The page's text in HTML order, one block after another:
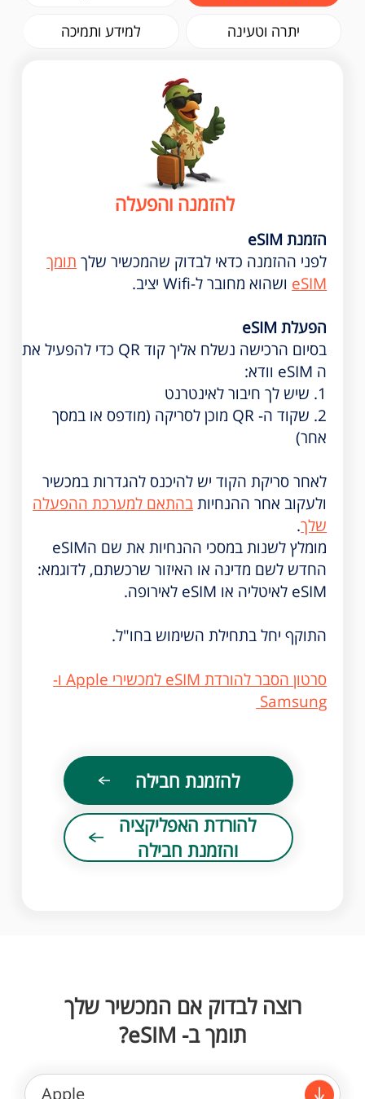
יתרה וטעינה למידע ותמיכה
להזמנה והפעלה
הזמנת eSIM
לפני ההזמנה כדאי לבדוק שהמכשיר שלך תומך
eSIM ושהוא מחובר ל-Wifi יציב.
הפעלת eSIM
בסיום הרכישה נשלח אליך קוד QR כדי להפעיל את
ה eSIM וודא:
1. שיש לך חיבור לאינטרנט
2. שקוד ה- QR מוכן לסריקה (מודפס או במסך
אחר)
לאחר סריקת הקוד יש להיכנס להגדרות במכשיר
ולעקוב אחר ההנחיותבהתאם למערכת ההפעלה
שלך.
מומלץ לשנות במסכי ההנחיות את שם הeSIM
החדש לשם מדינה או האיזור שרכשתם, לדוגמא:
eSIM לאיטליה או eSIM לאירופה.
התוקף יחל בתחילת השימוש בחו"ל.
סרטון הסבר להורדת eSIM למכשירי Apple ו-
Samsung
להזמנת חבילה
להורדת האפליקציה
והזמנת חבילה
רוצה לבדוק אם המכשיר שלך
תומך ב- eSIM?
Apple